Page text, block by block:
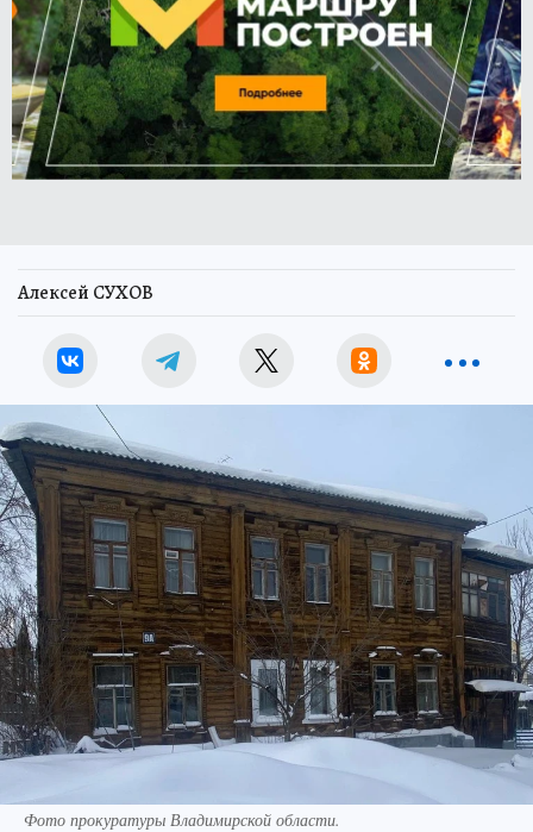
Алексей СУХОВ
Фото прокуратуры Владимирской области.